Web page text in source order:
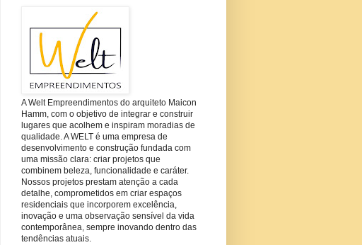
A Welt Empreendimentos do arquiteto Maicon
Hamm, com o objetivo de integrar e construir
lugares que acolhem e inspiram moradias de
qualidade. A WELT é uma empresa de
desenvolvimento e construção fundada com
uma missão clara: criar projetos que
combinem beleza, funcionalidade e caráter.
Nossos projetos prestam atenção a cada
detalhe, comprometidos em criar espaços
residenciais que incorporem excelência,
inovação e uma observação sensível da vida
contemporânea, sempre inovando dentro das
tendências atuais.